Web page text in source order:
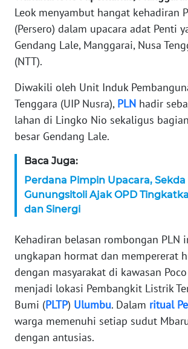
Leok menyambut hangat kehadiran
(Persero) dalam upacara adat Penti
Gendang Lale, Manggarai, Nusa
(NTT).
Diwakili oleh Unit Induk
Tenggara (UIP Nusra), PLN hadir
lahan di Lingko Nio sekaligus
besar Gendang Lale.
Baca Juga:
Perdana Pimpin Upacara, Sekda
Gunungsitoli Ajak OPD
dan Sinergi
Kehadiran belasan rombongan PLN
ungkapan hormat dan mempererat
dengan masyarakat di kawasan
menjadi lokasi Pembangkit Listrik
Bumi (PLTP) Ulumbu. Dalam ritual
warga memenuhi setiap sudut
dengan antusias.
KARIR
DISCLAIMER
Wahana
News
Regional
WN
WN
JAKARTA
JABAR
WN
BANTEN
WN